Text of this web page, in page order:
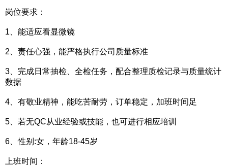
岗位要求：
1、能适应看显微镜
2、责任心强，能严格执行公司质量标准
3、完成日常抽检、全检任务，配合整理质检记录与质量统计
数据
4、有敬业精神，能吃苦耐劳，订单稳定，加班时间足
5、若无QC从业经验或技能，也可进行相应培训
6、性别:女，年龄18-45岁
上班时间：